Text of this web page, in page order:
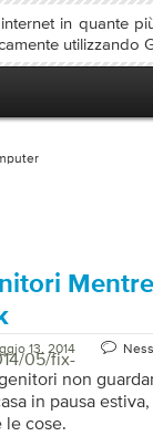
in quante
utilizzando
05/fix-
13, 2014
non
in pausa
le cose.